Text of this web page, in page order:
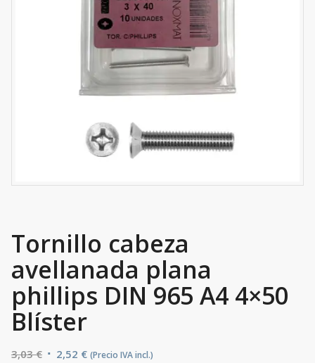
Tornillo cabeza
avellanada plana
phillips DIN 965 A4 4×50
Blíster
3,03€ El 2,52 €El(Precio IVA incl.)